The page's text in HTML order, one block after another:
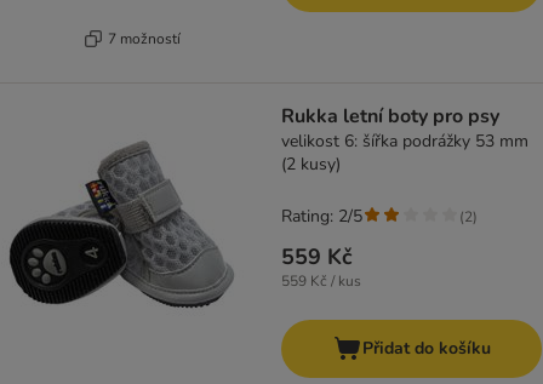
7 možností
Rukka letní boty pro psy
velikost 6: šířka podrážky 53 mm
(2 kusy)
559 Kč
559 Kč / kus
Rating: 2/5 (2)
Přidat do košíku